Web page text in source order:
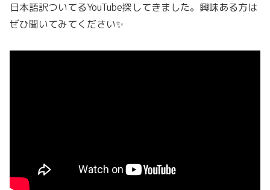
日本語訳ついてるYouTube探してきました。興味ある方は
ぜひ聞いてみてください✨